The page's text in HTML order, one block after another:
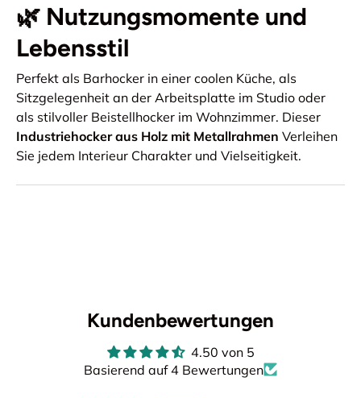
🌿 Nutzungsmomente und
Lebensstil
Perfekt als Barhocker in einer coolen Küche, als
Sitzgelegenheit an der Arbeitsplatte im Studio oder
als stilvoller Beistellhocker im Wohnzimmer. Dieser
Industriehocker aus Holz mit Metallrahmen Verleihen
Sie jedem Interieur Charakter und Vielseitigkeit.
Kundenbewertungen
4.50 von 5
Basierend auf 4 Bewertungen